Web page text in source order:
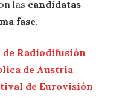
las candidatas
fase.
de Radiodifusión
de Austria
de Eurovisión